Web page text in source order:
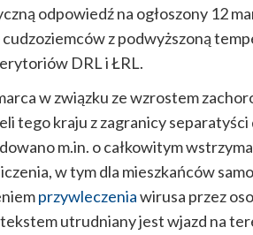
odpowiedź na ogłoszony 12
z podwyższoną
DRL i ŁRL.
w związku ze wzrostem
tego krajuz zagranicy
m.in. o całkowitym
w tym dla mieszkańców
przywleczeniawirusa przez
utrudniany jest wjazd na